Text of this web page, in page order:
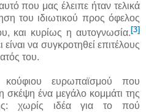
που μας έλειπε ήταν τελικά
του ιδιωτικού προς όφελος
και κυρίως η αυτογνωσία. [3]
να συγκροτηθεί επιτέλους
του.
κούφιου ευρωπαϊσμού που
σκέψη ένα μεγάλο κομμάτι της
χωρίς ιδέα για το πού